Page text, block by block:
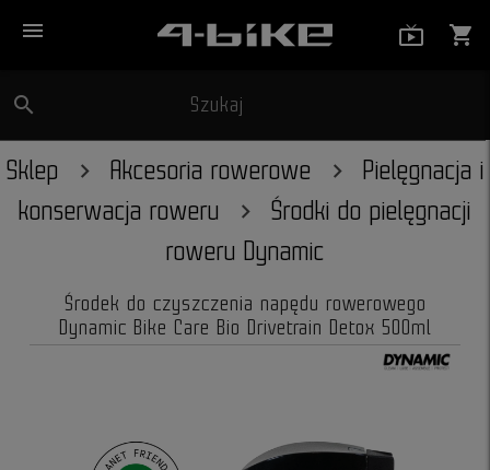
menu shopping_cart
search Szukaj
Sklep Akcesoria rowerowe
Pielęgnacja i
konserwacja roweru
Środki do pielęgnacji
roweru Dynamic
Środek do czyszczenia napędu rowerowego
Dynamic Bike Care Bio Drivetrain Detox 500ml